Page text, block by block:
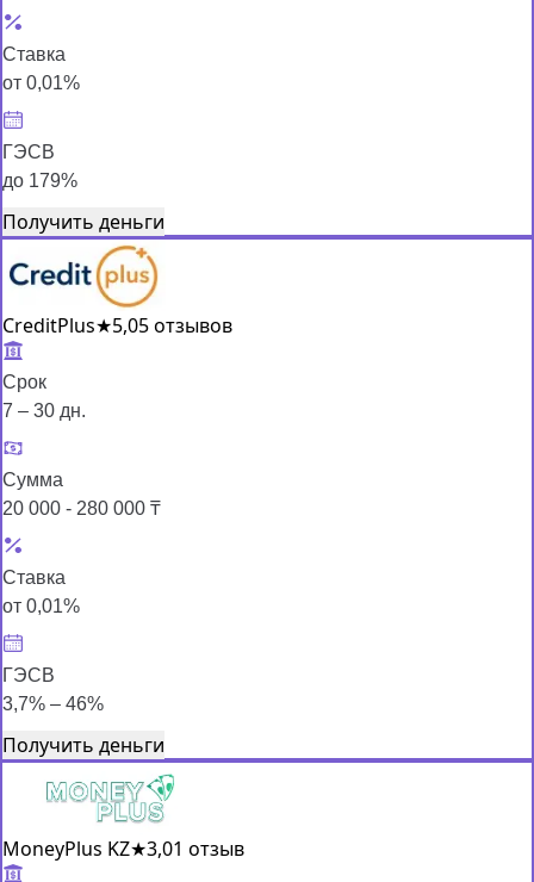
Ставка
от 0,01%
ГЭСВ
до 179%
Получить деньги
CreditPlus★5,05 отзывов
Срок
7 – 30 дн.
Сумма
20 000 - 280 000 ₸
Ставка
от 0,01%
ГЭСВ
3,7% – 46%
Получить деньги
MoneyPlus KZ★3,01 отзыв